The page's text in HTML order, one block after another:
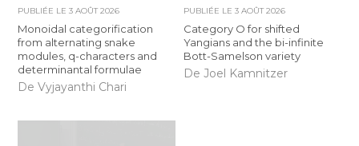
PUBLIÉE LE3 AOÛT 2026
Monoidal categorification
from alternating snake
modules, q-characters and
determinantal formulae
De Vyjayanthi Chari
PUBLIÉE LE 3 AOÛT 2026
Category O for shifted
Yangians and the bi-infinite
Bott-Samelson variety
De Joel Kamnitzer